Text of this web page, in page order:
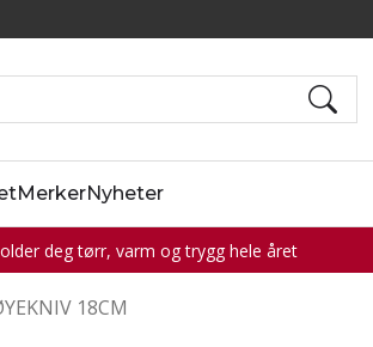
MerkerNyheter
deg tørr, varm og trygg hele året
18CM